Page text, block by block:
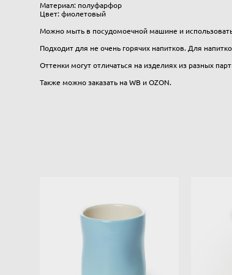
Материал: полуфарфор
Цвет: фиолетовый
Можно мыть в посудомоечной машине и
Подходит для не очень горячих напитков. Для
Оттенки могут отличаться на изделиях из разных
Также можно заказать на WB и OZON.